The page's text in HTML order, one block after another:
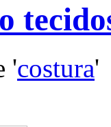
'costura'